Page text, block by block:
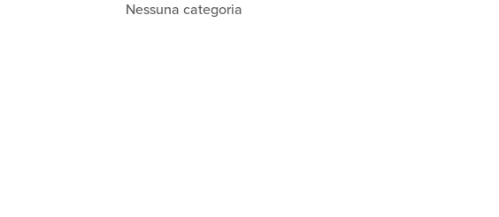
Nessuna categoria